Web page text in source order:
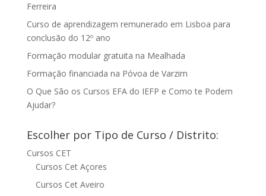
Ferreira
Curso de aprendizagem remunerado em Lisboa para
conclusão do 12º ano
Formação modular gratuita na Mealhada
Formação financiada na Póvoa de Varzim
O Que São os Cursos EFA do IEFP e Como te Podem
Ajudar?
Escolher por Tipo de Curso / Distrito:
Cursos CET
Cursos Cet Açores
Cursos Cet Aveiro